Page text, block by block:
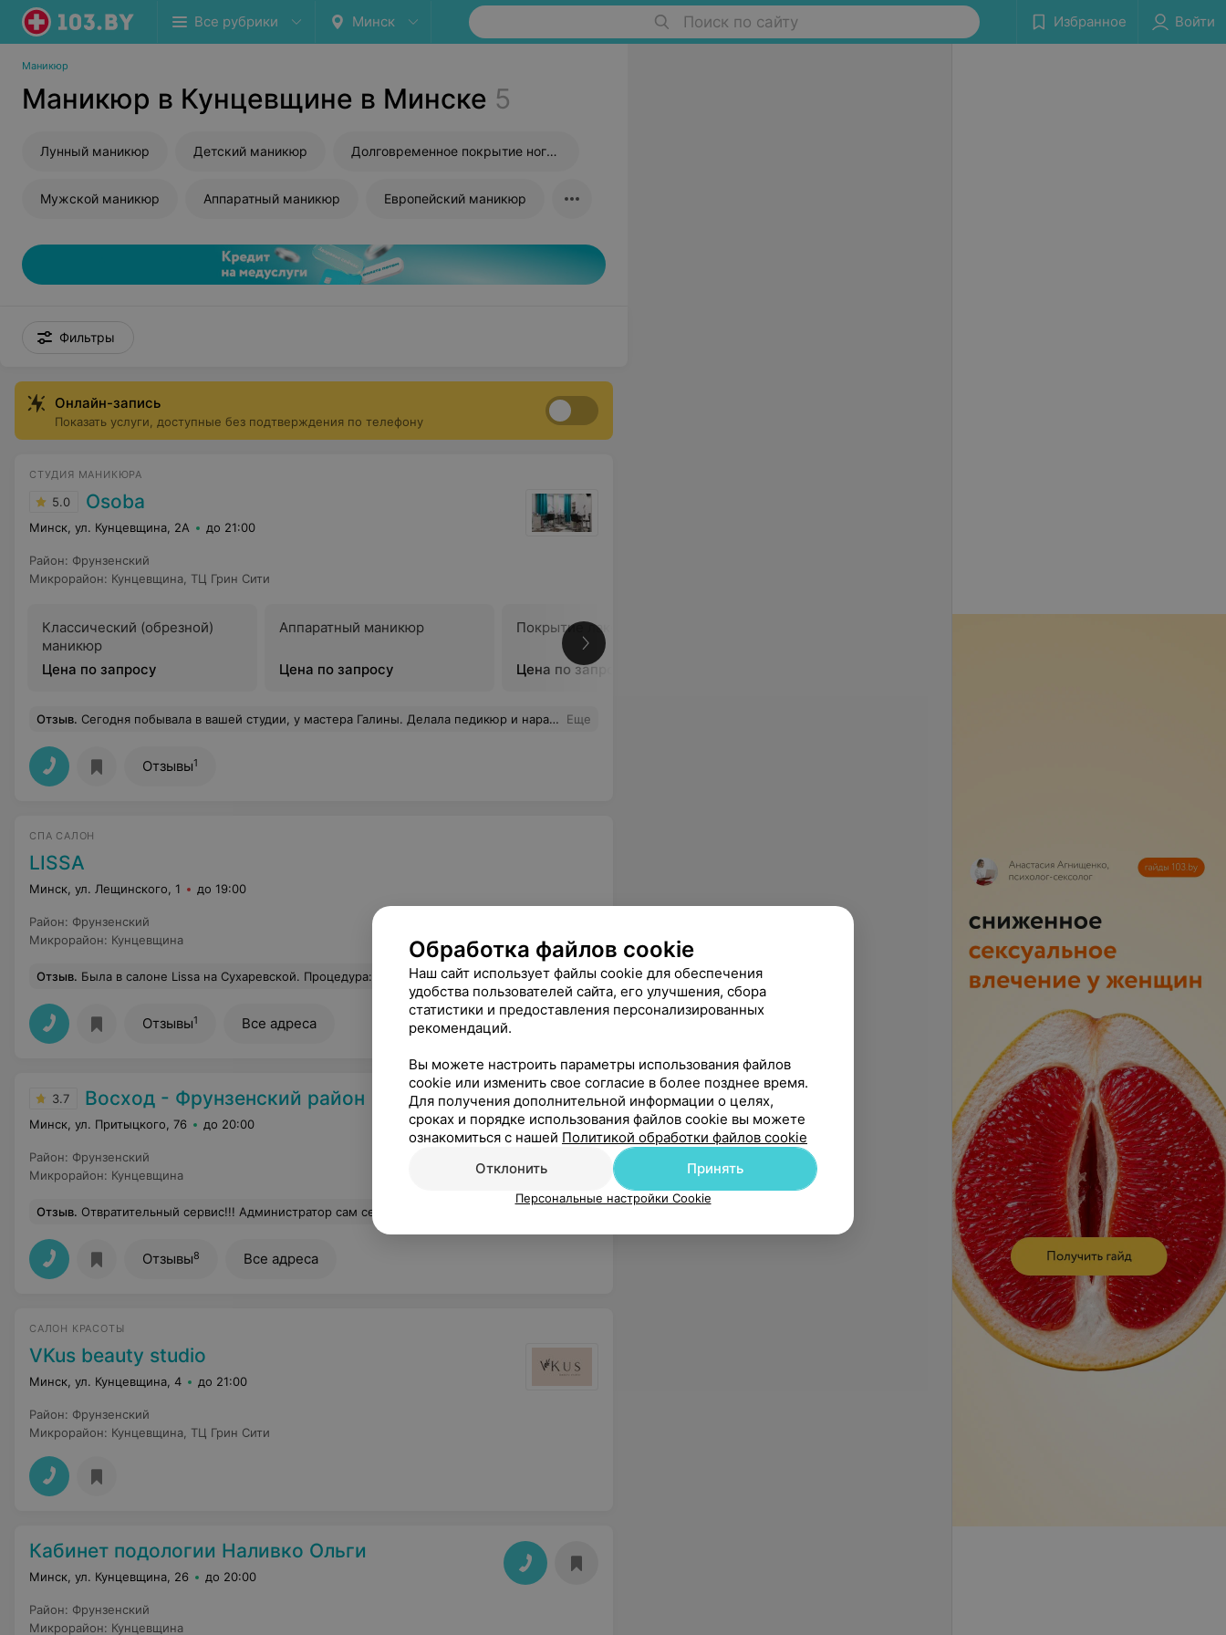
Все рубрики Минск Поиск по сайту Избранное Войти
Маникюр
Маникюр в Кунцевщине в Минске 5
Лунный маникюр Детский маникюр Долговременное покрытие ногтей
Мужской маникюр Аппаратный маникюр Европейский маникюр
Фильтры
Онлайн-запись
Показать услуги, доступные без подтверждения по телефону
СТУДИЯ МАНИКЮРА
5.0 Osoba
Минск, ул. Кунцевщина, 2А до 21:00
Район: Фрунзенский
Микрорайон: Кунцевщина ТЦ Грин Сити
Классический (обрезной)
маникюр
Цена по запросу
Аппаратный маникюр
Цена по запросу
Покрытие лаком
Цена по запросу
Отзыв. Сегодня побывала в вашей студии, у мастера Галины. Делала педикюр и наращивание. Хочу сказать огромное спасибо! Теплая, уютная обстановка, вкуснейший кофе с шоколадкой, удобные кресла. Очень впечатлила палитра цветов! Она необыкновенная! а главное работа мастера! Мои ногти были в плачевном состоянии, сделали из моего ужаса - красоту! Название студии 100% себя оправдывает! Чтобы не быть многословной, скажу, что я теперь ваш постоянный клиент! Наконец-то я нашла своё! особое место! Спасибо! Еще
Отзывы1
СПА САЛОН
LISSA
Минск, ул. Лещинского, 1 до 19:00
Район: Фрунзенский
Микрорайон: Кунцевщина
Отзыв. Была в салоне Lissa на Сухаревской. Процедура: окрашивание волос своей краской. Перед посещением позвонила и спросила цену. Сказали 185 тыс. Я ещё задала уточняющие вопросы: и покраска, и мытьё, и укладка - всё 185 тыс., мне ответили: - Да, весь комплекс! По итогу мне озвучили 240 тысяч. Сказали, что мне сушили волосы - это дополнительная услуга. Но моё возражение сказали, что мне отвечал не опытный сотрудник. Извиняться за сотрудника не стали. Жаль... Салон новый, но уже одного клиента потерял. p.s. я не жадная, я не люблю, когда вводят в заблуждение, кроме этого была моральна готова к такому финалу, так как некоторые мои знакомые уже так "обжигались", а девушке администратору, которая работала 18.04.2015 г. пожелание - будьте дружелюбнее!!! Еще
Отзывы1 Все адреса
3.7 Восход - Фрунзенский район
Минск, ул. Притыцкого, 76 до 20:00
Район: Фрунзенский
Микрорайон: Кунцевщина
Отзыв. Отвратительный сервис!!! Администратор сам себе. По записи приходят люди постоянно, а тем кто пришел с улицы, нужно всех пропускать!! Грязно, волосы в холле валяются. Вообщем никому не посоветую! И настройте нормально телевизор, раз уж его повесили!! 17.05.2015
Отзывы8 Все адреса
САЛОН КРАСОТЫ
VKus beauty studio
Минск, ул. Кунцевщина, 4 до 21:00
Район: Фрунзенский
Микрорайон: Кунцевщина ТЦ Грин Сити
Кабинет подологии Наливко Ольги
Минск, ул. Кунцевщина, 26 до 20:00
Район: Фрунзенский
Микрорайон: Кунцевщина
Обработка файлов cookie
Наш сайт использует файлы cookie для обеспечения
удобства пользователей сайта, его улучшения, сбора
статистики и предоставления персонализированных
рекомендаций.
Вы можете настроить параметры использования файлов
cookie или изменить свое согласие в более позднее время.
Для получения дополнительной информации о целях,
сроках и порядке использования файлов cookie вы можете
ознакомиться с нашей Политикой обработки файлов cookie
Отклонить
Принять
Персональные настройки Cookie